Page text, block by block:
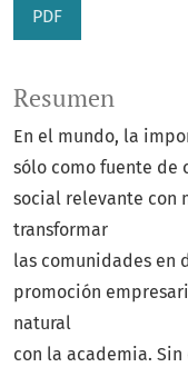
PDF
Resumen
En el mundo, la
sólo como fuente de
social relevante con
transformar
las comunidades en
promoción
natural
con la academia.